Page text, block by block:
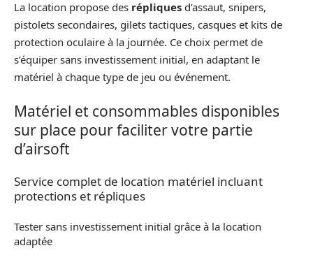
La location propose des répliques d’assaut, snipers,
pistolets secondaires, gilets tactiques, casques et kits de
protection oculaire à la journée. Ce choix permet de
s’équiper sans investissement initial, en adaptant le
matériel à chaque type de jeu ou événement.
Matériel et consommables disponibles
sur place pour faciliter votre partie
d’airsoft
Service complet de location matériel incluant
protections et répliques
Tester sans investissement initial grâce à la location
adaptée